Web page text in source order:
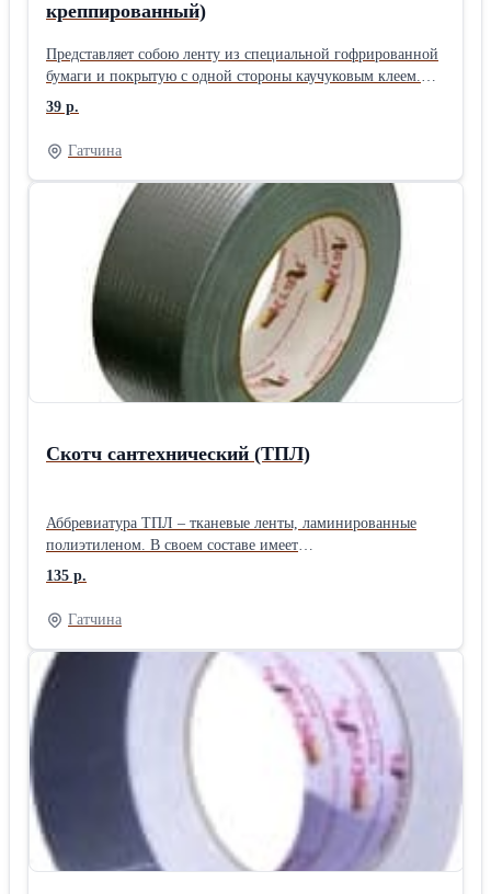
креппированный)
Представляет собою ленту из специальной гофрированной
бумаги и покрытую с одной стороны каучуковым клеем.
Область применения – защита практически любой
поверхности от загрязнения при проведении различных
работ связанных с покраской, лакированием (в том числе
автомобилей), при штукатурке поверхностей, защита
поверхностей от царапин во время ремонтных работ,
временная фиксация какого- либо предмета во время
приклеивания «жидкими гвоздями» к поверхности,
заклейка щелей окон в холодную погоду, мелкий ремонт
различных бумажных изделий, таких как книги, тетради,
плакаты и т.д., хозяйкам на заметку: подписать банку с
консервированным продуктом проще, если наклеить на нее
такую ленту. Изготавливаем скотчи по размерам заказчика
39 р.
Гатчина
Скотч сантехнический (ТПЛ)
Аббревиатура ТПЛ – тканевые ленты, ламинированные
полиэтиленом. В своем составе имеет
поливинилхлоридную основу, армированную тканевыми
волокнами, специализированный полиэтилен и клейкий
слой в сумме 180 микрон. Отличаются очень высокой
клейкостью и прочностью, используется для изоляционных
и сантехнических работ с влагоконтактирующими
поверхностями: для обмотки поврежденных труб, для
монтажа трубной теплоизоляции; • укрепления щелей и
стыков труб, для герметизации швов, панелей, корпусов; •
для устранения протечек; • для защиты воздушных каналов
от воды, влажности и пара, для заклеивания поврежденных
поверхностей, для пучкования проводов; • запечатывания
тары и защиты товаров, подвергающихся воздействию
воды и влаги. Изготавливаем скотчи по размерам
заказчика
135 р.
Гатчина